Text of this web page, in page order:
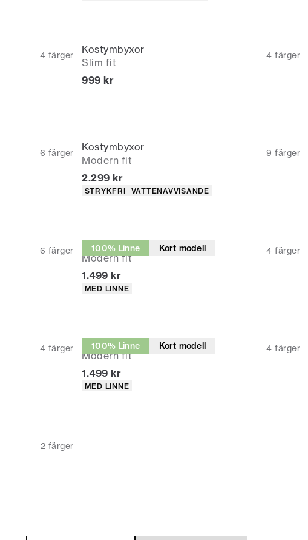
4 färger
Kostymbyxor
Slim fit
4 färger
Nuvarande pris
999 kr
6 färger
Kostymbyxor
Modern fit
9 färger
Nuvarande pris
2.299 kr
Produktattribut
STRYKFRI VATTENAVVISANDE
6 färger 100% Linne Kort modell
Kostymbyxor
Modern fit
4 färger
Nuvarande pris
1.499 kr
Produktattribut
MED LINNE
4 färger 100% Linne Kort modell
Kostymbyxor
Modern fit
4 färger
Nuvarande pris
1.499 kr
Produktattribut
MED LINNE
2 färger